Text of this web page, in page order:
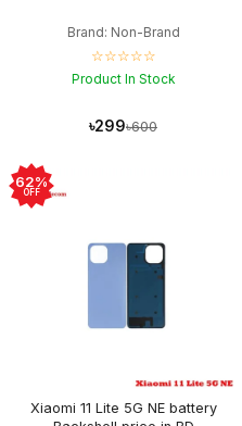
Brand: Non-Brand
☆☆☆☆☆
Product In Stock
৳299৳600
62%
OFF
Xiaomi 11 Lite 5G NE battery